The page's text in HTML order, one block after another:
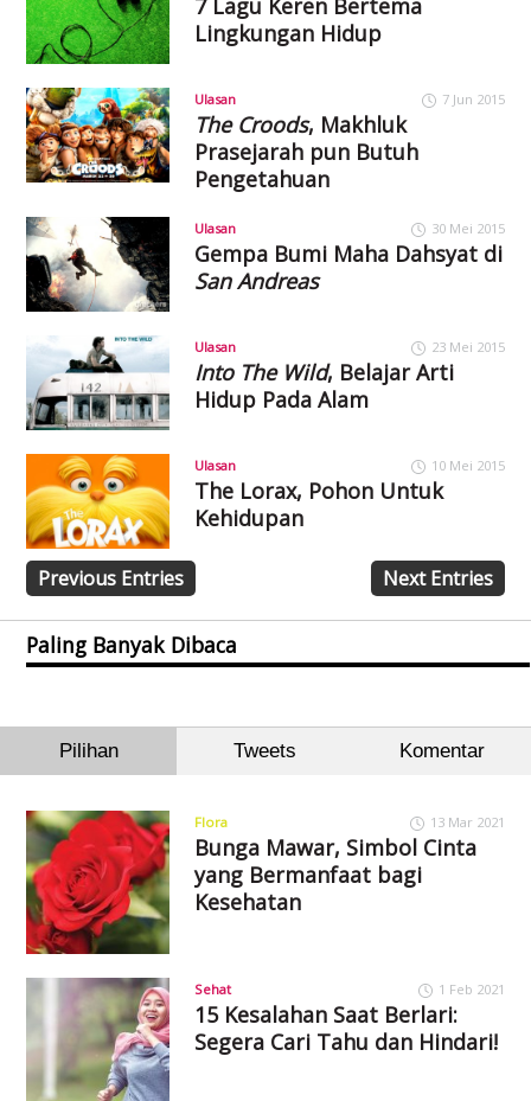
7 Lagu Keren Bertema
Lingkungan Hidup
Ulasan 7 Jun 2015
The Croods, Makhluk
Prasejarah pun Butuh
Pengetahuan
Ulasan 30 Mei 2015
Gempa Bumi Maha Dahsyat di
San Andreas
Ulasan 23 Mei 2015
Into The Wild, Belajar Arti
Hidup Pada Alam
Ulasan 10 Mei 2015
The Lorax, Pohon Untuk
Kehidupan
Previous Entries Next Entries
Paling Banyak Dibaca
Pilihan Tweets Komentar
Flora 13 Mar 2021
Bunga Mawar, Simbol Cinta
yang Bermanfaat bagi
Kesehatan
Sehat 1 Feb 2021
15 Kesalahan Saat Berlari:
Segera Cari Tahu dan Hindari!